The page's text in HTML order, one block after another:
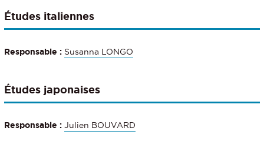
Études italiennes
Responsable : Susanna LONGO
Études japonaises
Responsable : Julien BOUVARD